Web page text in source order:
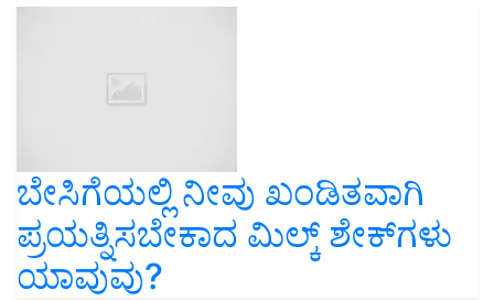
ಬೇಸಿಗೆಯಲ್ಲಿ ನೀವು ಖಂಡಿತವಾಗಿ
ಪ್ರಯತ್ನಿಸಬೇಕಾದ ಮಿಲ್ಕ್‌ ಶೇಕ್‌ಗಳು
ಯಾವುವು?